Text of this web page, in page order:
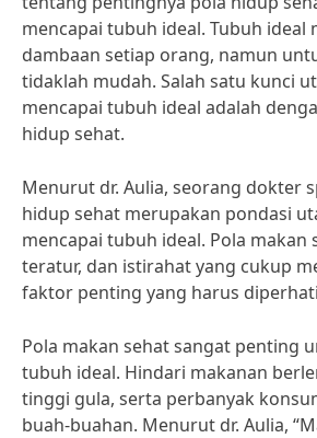
mencapai tubuh ideal. Tubuh ideal
dambaan setiap orang, namun
tidaklah mudah. Salah satu kunci
mencapai tubuh ideal adalah
hidup sehat.
Menurut dr. Aulia, seorang dokter
hidup sehat merupakan pondasi
mencapai tubuh ideal. Pola makan
teratur, dan istirahat yang cukup
faktor penting yang harus
Pola makan sehat sangat penting
tubuh ideal. Hindari makanan
tinggi gula, serta perbanyak
buah-buahan. Menurut dr. Aulia,